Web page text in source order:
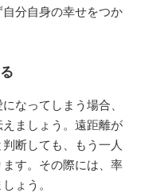
分自身の幸せをつか
なってしまう場合、
ましょう。遠距離が
断しても、もう一人
す。その際には、率
ょう。